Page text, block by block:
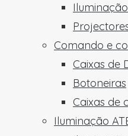
Comando e
Caixas de
Botoneiras
Caixas de
Iluminação